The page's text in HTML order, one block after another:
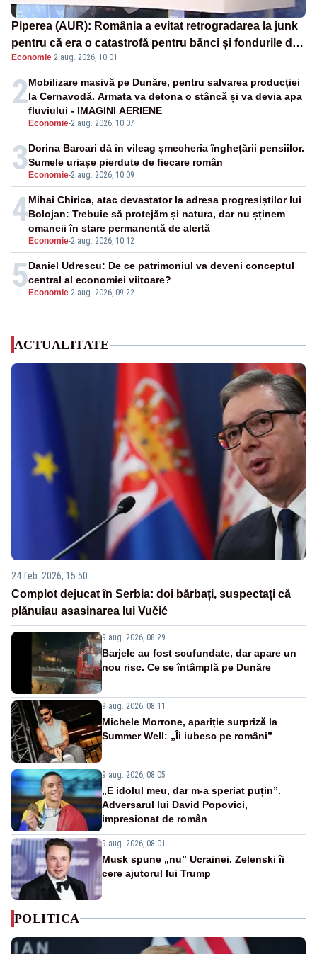
Piperea (AUR): România a evitat retrogradarea la junk
pentru că era o catastrofă pentru bănci și fondurile de
pensii
Economie·2 aug. 2026, 10:01
2
Economie-2 aug. 2026, 10:07
Mobilizare masivă pe Dunăre, pentru salvarea producției
la Cernavodă. Armata va detona o stâncă și va devia apa
fluviului - IMAGINI AERIENE
3 Economie-2 aug. 2026, 10:09
Dorina Barcari dă în vileag șmecheria înghețării pensiilor.
Sumele uriașe pierdute de fiecare român
4
Economie-2 aug. 2026, 10:12
Mihai Chirica, atac devastator la adresa progresiștilor lui
Bolojan: Trebuie să protejăm și natura, dar nu șținem
omaneii în stare permanentă de alertă
5 Economie-2 aug. 2026, 09:22
Daniel Udrescu: De ce patrimoniul va deveni conceptul
central al economiei viitoare?
ACTUALITATE
24 feb. 2026, 15:50
Complot dejucat în Serbia: doi bărbați, suspectați că
plănuiau asasinarea lui Vučić
9 aug. 2026, 08:29
Barjele au fost scufundate, dar apare un
nou risc. Ce se întâmplă pe Dunăre
9 aug. 2026, 08:11
Michele Morrone, apariție surpriză la
Summer Well: „Îi iubesc pe români”
9 aug. 2026, 08:05
„E idolul meu, dar m-a speriat puțin”.
Adversarul lui David Popovici,
impresionat de român
9 aug. 2026, 08:01
Musk spune „nu” Ucrainei. Zelenski îi
cere ajutorul lui Trump
POLITICA